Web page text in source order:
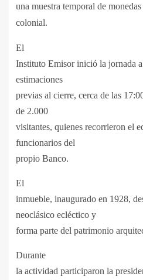
una muestra temporal de
colonial.
El
Instituto Emisor inició la jornada
estimaciones
previas al cierre, cerca de las
de 2.000
visitantes, quienes recorrieron el
funcionarios del
propio Banco.
El
inmueble, inaugurado en 1928,
neoclásico ecléctico y
forma parte del patrimonio
Durante
la actividad participaron la